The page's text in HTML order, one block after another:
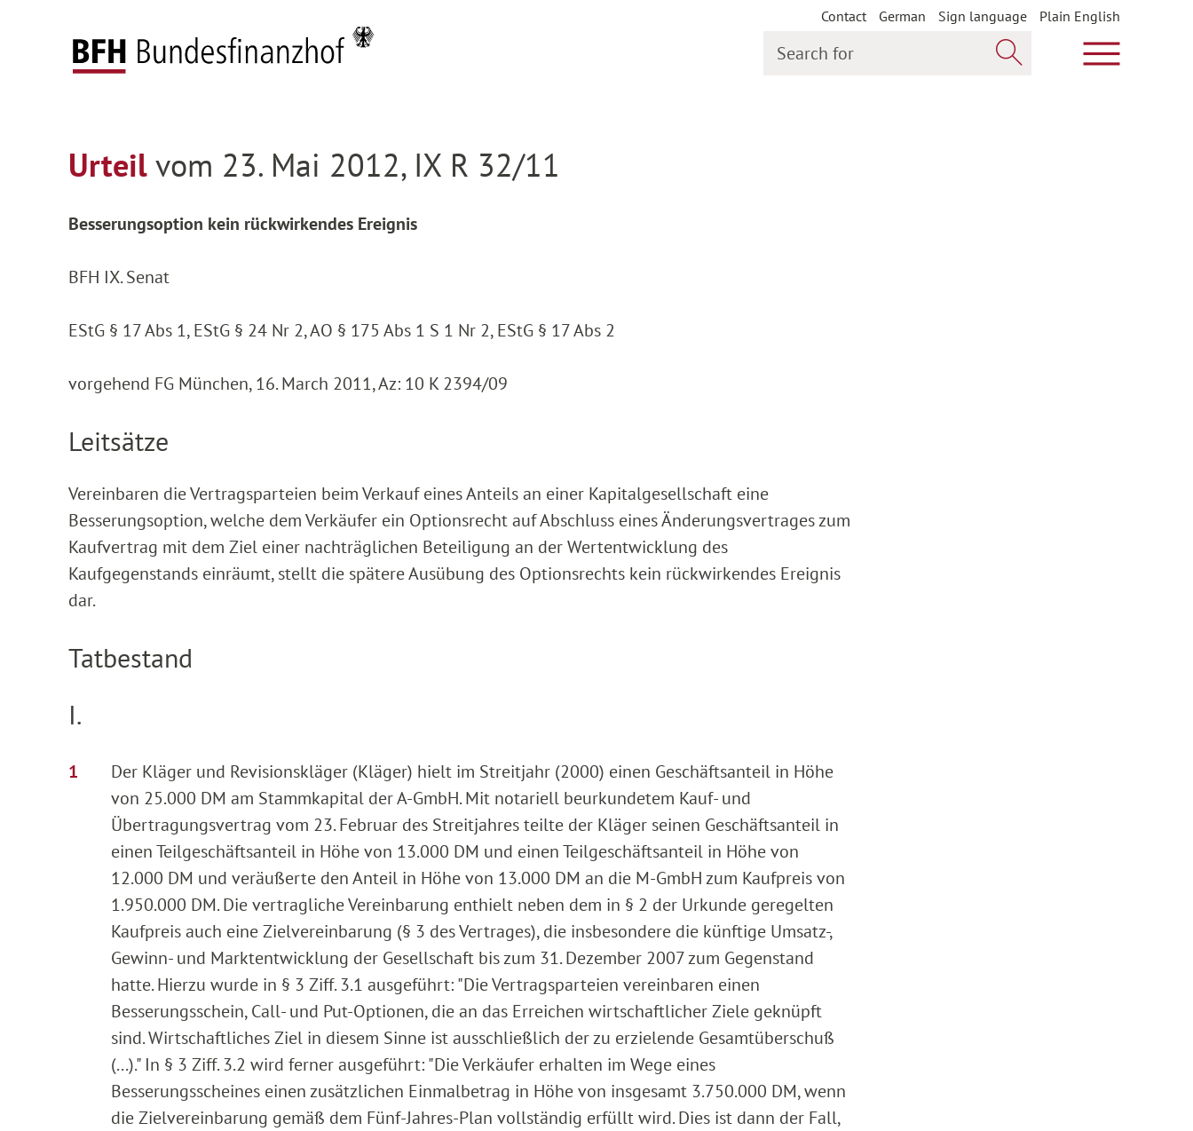
Contact German Sign language
Plain English
Show main
Federal Fiscal Court
Urteilvom 23. Mai 2012, IX R 32/11
Besserungsoption kein rückwirkendes Ereignis
BFH IX. Senat
EStG § 17 Abs 1, EStG § 24 Nr 2, AO § 175 Abs 1 S 1 Nr 2, EStG § 17 Abs 2
vorgehend FG München, 16. March 2011, Az: 10 K 2394/09
Leitsätze
Vereinbaren die Vertragsparteien beim Verkauf eines Anteils an einer Kapitalgesellschaft eine
Besserungsoption, welche dem Verkäufer ein Optionsrecht auf Abschluss eines Änderungsvertrages zum
Kaufvertrag mit dem Ziel einer nachträglichen Beteiligung an der Wertentwicklung des
Kaufgegenstands einräumt, stellt die spätere Ausübung des Optionsrechts kein rückwirkendes Ereignis
dar.
Tatbestand
I.
Der Kläger und Revisionskläger (Kläger) hielt im Streitjahr (2000) einen Geschäftsanteil in Höhe
von 25.000 DM am Stammkapital der A-GmbH. Mit notariell beurkundetem Kauf- und
Übertragungsvertrag vom 23. Februar des Streitjahres teilte der Kläger seinen Geschäftsanteil in
einen Teilgeschäftsanteil in Höhe von 13.000 DM und einen Teilgeschäftsanteil in Höhe von
12.000 DM und veräußerte den Anteil in Höhe von 13.000 DM an die M-GmbH zum Kaufpreis von
1.950.000 DM. Die vertragliche Vereinbarung enthielt neben dem in § 2 der Urkunde geregelten
Kaufpreis auch eine Zielvereinbarung (§ 3 des Vertrages), die insbesondere die künftige Umsatz-,
Gewinn- und Marktentwicklung der Gesellschaft bis zum 31. Dezember 2007 zum Gegenstand
hatte. Hierzu wurde in § 3 Ziff. 3.1 ausgeführt: "Die Vertragsparteien vereinbaren einen
Besserungsschein, Call- und Put-Optionen, die an das Erreichen wirtschaftlicher Ziele geknüpft
sind. Wirtschaftliches Ziel in diesem Sinne ist ausschließlich der zu erzielende Gesamtüberschuß
(...)." In § 3 Ziff. 3.2 wird ferner ausgeführt: "Die Verkäufer erhalten im Wege eines
Besserungsscheines einen zusätzlichen Einmalbetrag in Höhe von insgesamt 3.750.000 DM, wenn
die Zielvereinbarung gemäß dem Fünf-Jahres-Plan vollständig erfüllt wird. Dies ist dann der Fall,